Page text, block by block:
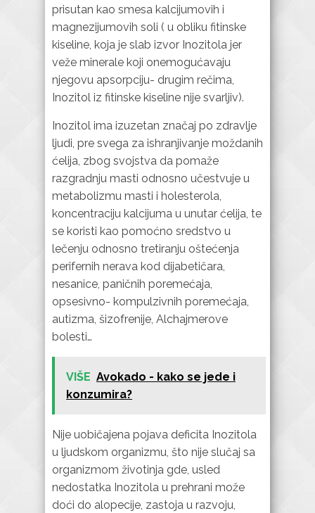
prisutan kao smesa kalcijumovih i
magnezijumovih soli ( u obliku fitinske
kiseline, koja je slab izvor Inozitola jer
veže minerale koji onemogućavaju
njegovu apsorpciju- drugim rečima,
Inozitol iz fitinske kiseline nije svarljiv).
Inozitol ima izuzetan značaj po zdravlje
ljudi, pre svega za ishranjivanje moždanih
ćelija, zbog svojstva da pomaže
razgradnju masti odnosno učestvuje u
metabolizmu masti i holesterola,
koncentraciju kalcijuma u unutar ćelija, te
se koristi kao pomoćno sredstvo u
lečenju odnosno tretiranju oštećenja
perifernih nerava kod dijabetičara,
nesanice, paničnih poremećaja,
opsesivno- kompulzivnih poremećaja,
autizma, šizofrenije, Alchajmerove
bolesti…
VIŠE Avokado - kako se jede i
konzumira?
Nije uobičajena pojava deficita Inozitola
u ljudskom organizmu, što nije slučaj sa
organizmom životinja gde, usled
nedostatka Inozitola u prehrani može
doći do alopecije, zastoja u razvoju,